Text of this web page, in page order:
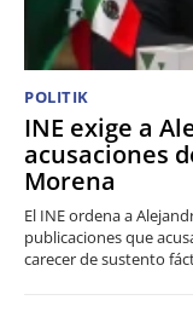
POLITIK
INE exige a
acusaciones
Morena
El INE ordena a
publicaciones que
carecer de sustento